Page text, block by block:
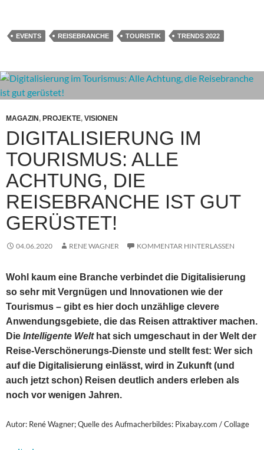
EVENTS REISEBRANCHE TOURISTIK TRENDS 2022
MAGAZIN , PROJEKTE, VISIONEN
DIGITALISIERUNG IM
TOURISMUS: ALLE
ACHTUNG, DIE
REISEBRANCHE IST GUT
GERÜSTET!
04.06.2020 RENE WAGNER KOMMENTAR HINTERLASSEN
Wohl kaum eine Branche verbindet die Digitalisierung
so sehr mit Vergnügen und Innovationen wie der
Tourismus – gibt es hier doch unzählige clevere
Anwendungsgebiete, die das Reisen attraktiver machen.
Die Intelligente Welthat sich umgeschaut in der Welt der
Reise-Verschönerungs-Dienste und stellt fest: Wer sich
auf die Digitalisierung einlässt, wird in Zukunft (und
auch jetzt schon) Reisen deutlich anders erleben als
noch vor wenigen Jahren.
Autor: René Wagner; Quelle des Aufmacherbildes: Pixabay.com / Collage